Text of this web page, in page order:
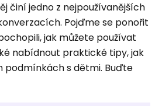
činí jedno z nejpoužívanějších
Pojďme se ponořit
jak můžete používat
nabídnout praktické tipy, jak
podmínkách s dětmi. Buďte